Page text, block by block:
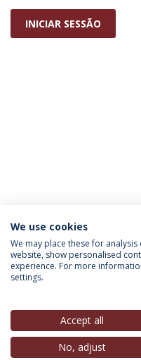
INICIAR SESSÃO
INFORMAÇÃO PARA
We use cookies
We may place these for
website, show personalised
experience. For more
settings.
Accept all
No, adjust